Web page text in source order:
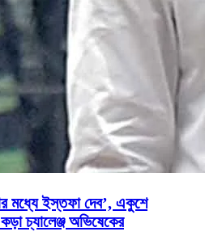
মধ্যে ইস্তফা দেব’, একুশে
চ্যালেঞ্জ অভিষেকের